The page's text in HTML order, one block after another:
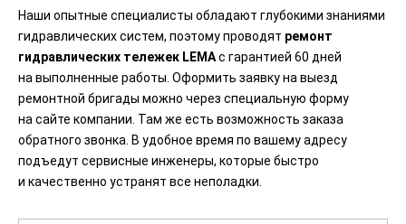
Наши опытные специалисты обладают глубокими знаниями
гидравлических систем, поэтому проводят ремонт
гидравлических тележек LEMAс гарантией 60 дней
на выполненные работы. Оформить заявку на выезд
ремонтной бригады можно через специальную форму
на сайте компании. Там же есть возможность заказа
обратного звонка. В удобное время по вашему адресу
подъедут сервисные инженеры, которые быстро
и качественно устранят все неполадки.